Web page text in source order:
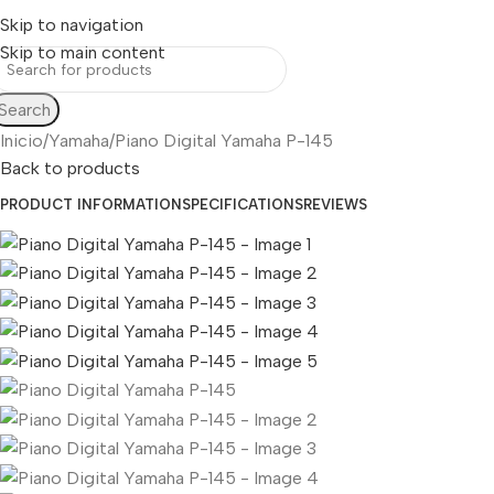
Skip to navigation
Skip to main content
Inicio Yamaha Piano Digital Yamaha P-145
Back to products
PRODUCT INFORMATION SPECIFICATIONSREVIEWS